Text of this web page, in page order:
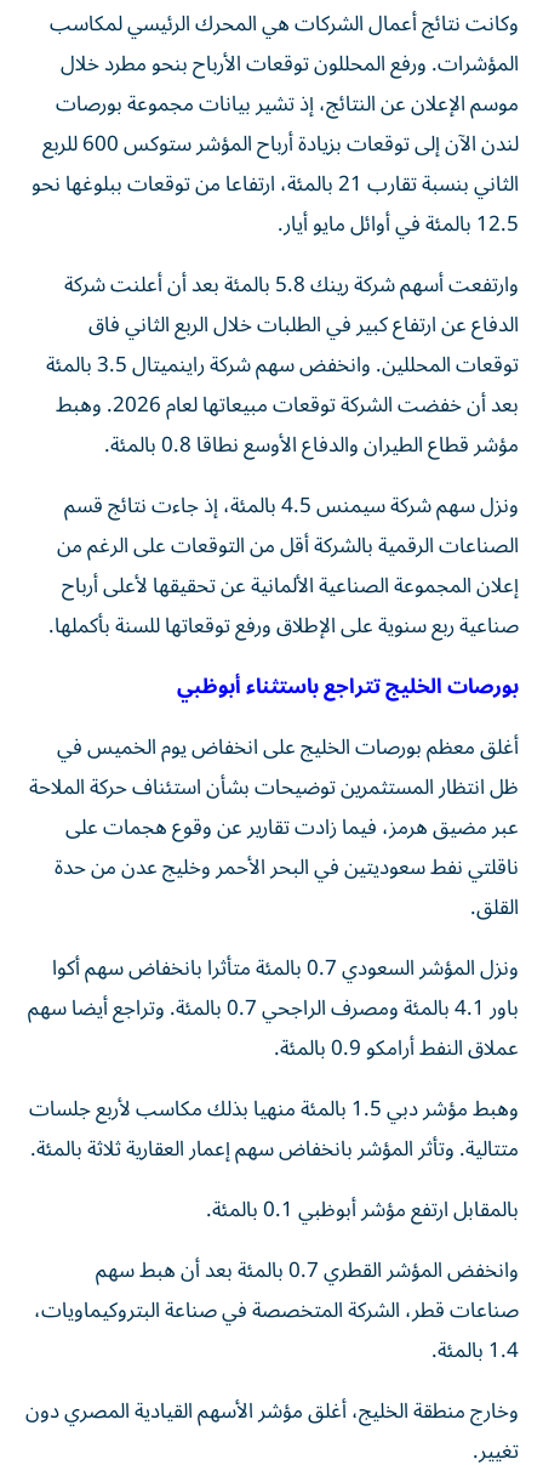
وكانت نتائج أعمال الشركات هي المحرك الرئيسي لمكاسب
المؤشرات. ورفع المحللون توقعات الأرباح بنحو مطرد خلال ​
موسم الإعلان ‌عن النتائج، إذ تشير بيانات مجموعة بورصات
لندن الآن إلى توقعات بزيادة ‌أرباح المؤشر ستوكس 600 للربع
الثاني بنسبة تقارب 21 بالمئة، ارتفاعا من توقعات ببلوغها نحو
12.5 بالمئة في أوائل مايو أيار.
وارتفعت أسهم شركة رينك 5.8 بالمئة ‌بعد أن أعلنت ‌شركة
الدفاع عن ارتفاع كبير في ⁠الطلبات خلال الربع الثاني فاق
توقعات المحللين. وانخفض سهم شركة ‌راينميتال 3.5 بالمئة
بعد أن خفضت الشركة توقعات مبيعاتها لعام 2026. وهبط
مؤشر قطاع الطيران والدفاع الأوسع نطاقا 0.8 بالمئة.
ونزل سهم ⁠شركة سيمنس 4.5 بالمئة، إذ جاءت نتائج قسم
الصناعات الرقمية ​بالشركة أقل من التوقعات على الرغم من
إعلان المجموعة الصناعية الألمانية عن تحقيقها لأعلى أرباح
صناعية ربع سنوية على الإطلاق ورفع توقعاتها ⁠للسنة بأكملها.
بورصات الخليج تتراجع باستثناء أبوظبي
أغلق معظم بورصات الخليج على انخفاض يوم الخميس في
ظل انتظار المستثمرين توضيحات بشأن استئناف حركة الملاحة
عبر مضيق هرمز، فيما زادت تقارير ‌عن وقوع هجمات على
ناقلتي نفط سعوديتين في البحر الأحمر وخليج عدن ​من حدة
⁠القلق.
ونزل المؤشر السعودي 0.7 بالمئة ‌متأثرا بانخفاض سهم أكوا
باور 4.1 بالمئة ومصرف الراجحي 0.7 بالمئة. وتراجع أيضا سهم
عملاق النفط أرامكو 0.9 بالمئة.
وهبط مؤشر دبي 1.5 بالمئة منهيا بذلك مكاسب لأربع جلسات
متتالية. ‌وتأثر المؤشر بانخفاض سهم إعمار العقارية ثلاثة بالمئة.
بالمقابل ارتفع مؤشر أبوظبي 0.1 بالمئة.
وانخفض المؤشر القطري 0.7 ​بالمئة بعد أن هبط سهم
صناعات قطر، الشركة المتخصصة في صناعة البتروكيماويات،
1.4 بالمئة.
وخارج منطقة الخليج، أغلق مؤشر الأسهم القيادية المصري ⁠دون
تغيير.